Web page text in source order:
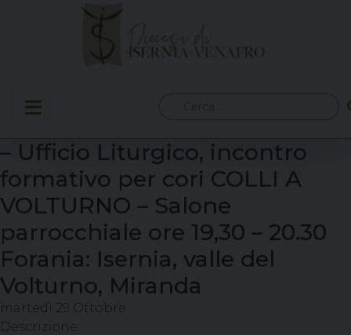
per:
– Ufficio Liturgico, incontro
formativo per cori COLLI A
VOLTURNO – Salone
parrocchiale ore 19,30 – 20.30
Forania: Isernia, valle del
Volturno, Miranda
martedì 29 Ottobre
Descrizione: